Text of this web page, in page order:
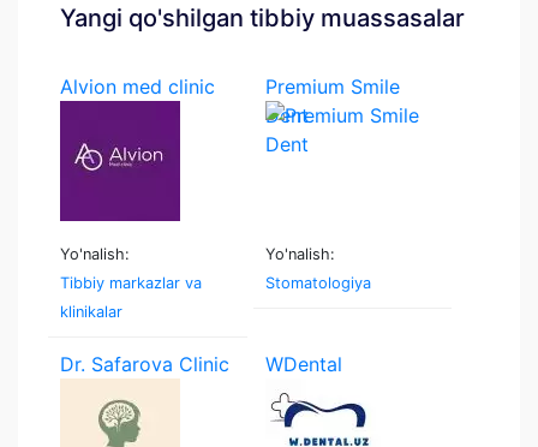
Yangi qo'shilgan tibbiy muassasalar
Alvion med clinic
Yo'nalish:
Tibbiy markazlar va
klinikalar
Premium Smile
Dent
Yo'nalish:
Stomatologiya
Dr. Safarova Clinic WDental